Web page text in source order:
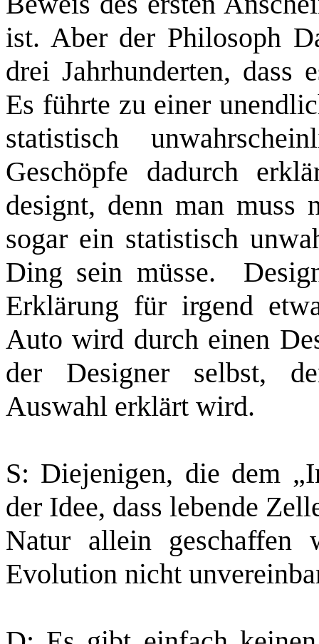
ist. Aber der Philosoph
drei Jahrhunderten, dass
Es führte zu einer
statistisch
Geschöpfe dadurch
designt, denn man muss
sogar ein statistisch
Ding sein müsse.
Erklärung für irgend
Auto wird durch einen
der Designer selbst,
Auswahl erklärt wird.
S: Diejenigen, die dem
der Idee, dass lebende
Natur allein geschaffen
Evolution nicht